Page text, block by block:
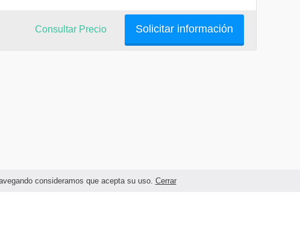
consideramos que acepta su uso. Cerrar
Solicitar información
Consultar Precio